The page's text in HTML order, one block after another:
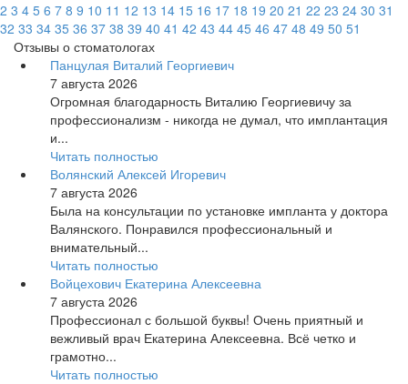
2 3 4 5 6 7 8 9 10 11 12 13 14 15 16 17 18 19 20 21 22 23 24 30 31
32 33 34 35 36 37 38 39 40 41 42 43 44 45 46 47 48 49 50 51
Отзывы о стоматологах
Панцулая Виталий Георгиевич
7 августа 2026
Огромная благодарность Виталию Георгиевичу за
профессионализм - никогда не думал, что имплантация
и...
Читать полностью
Волянский Алексей Игоревич
7 августа 2026
Была на консультации по установке импланта у доктора
Валянского. Понравился профессиональный и
внимательный...
Читать полностью
Войцехович Екатерина Алексеевна
7 августа 2026
Профессионал с большой буквы! Очень приятный и
вежливый врач Екатерина Алексеевна. Всё четко и
грамотно...
Читать полностью